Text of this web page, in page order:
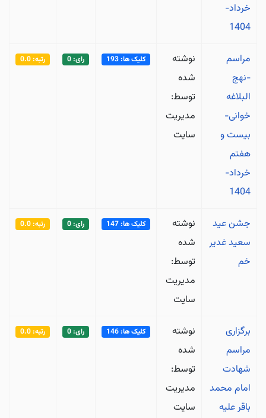
خرداد-
1404
مراسم
-نهج
البلاغه
خوانی-
بیست و
هفتم
خرداد-
1404
نوشته
شده
توسط:
مدیریت
سایت
کلیک ها: 193 رای: 0 رتبه: 0.0
جشن عید
سعید غدیر
خم
نوشته
شده
توسط:
مدیریت
سایت
کلیک ها: 147 رای: 0 رتبه: 0.0
برگزاری
مراسم
شهادت
امام محمد
باقر علیه
نوشته
شده
توسط:
مدیریت
سایت
کلیک ها: 146 رای: 0 رتبه: 0.0